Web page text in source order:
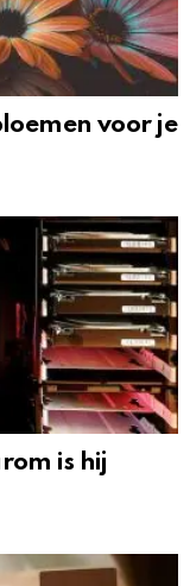
voor je
is hij